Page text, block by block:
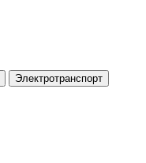
Электротранспорт